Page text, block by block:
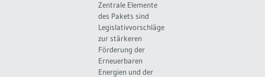
Zentrale Elemente
des Pakets sind
Legislativvorschläge
zur stärkeren
Förderung der
Erneuerbaren
Energien und der